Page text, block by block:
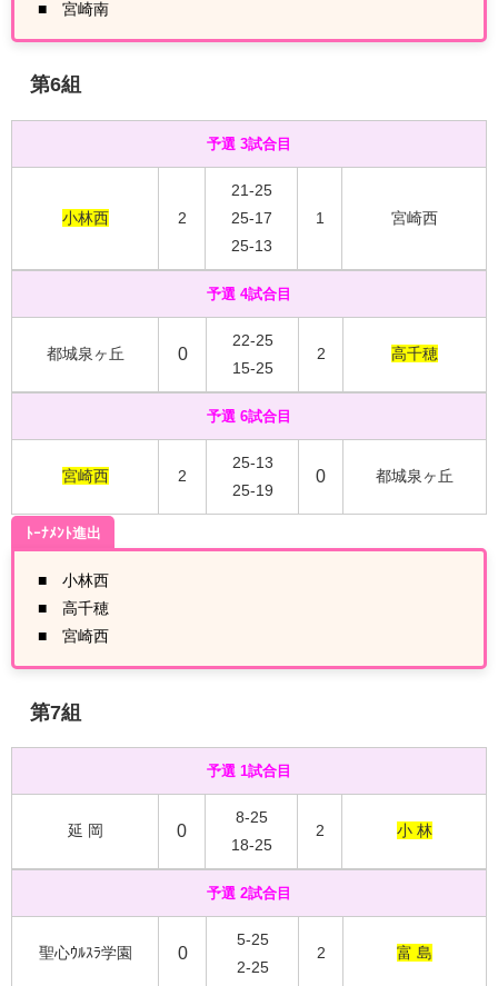
■ 宮崎南
第6組
予選 3試合目
小林西 2
21-25
25-17
25-13
1 宮崎西
予選 4試合目
都城泉ヶ丘 0
22-25
15-25
2 高千穂
予選 6試合目
宮崎西 2
25-13
25-19
0 都城泉ヶ丘
ﾄｰﾅﾒﾝﾄ進出
■ 小林西
■ 高千穂
■ 宮崎西
第7組
予選 1試合目
延 岡 0
8-25
18-25
2 小 林
予選 2試合目
聖心ｳﾙｽﾗ学園 0
5-25
2-25
2 富 島